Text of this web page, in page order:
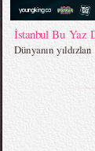
İstanbul Bu Yaz
Dünyanın